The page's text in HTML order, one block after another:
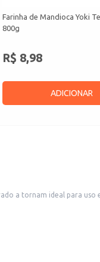
Farinha de Mandioca Yoki
800g
R$ 8,98
ADICIONAR